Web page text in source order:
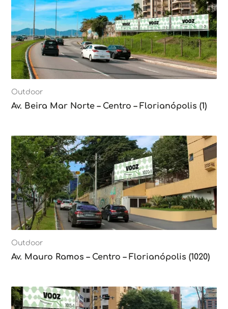
Outdoor
Av. Beira Mar Norte – Centro – Florianópolis (1)
Outdoor
Av. Mauro Ramos – Centro – Florianópolis (1020)